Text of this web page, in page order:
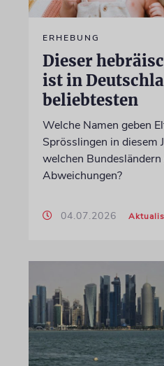
ERHEBUNG
Dieser
ist in
beliebtesten
Welche Namen geben
Sprösslingen in diesem
welchen Bundesländern
Abweichungen?
04.07.2026